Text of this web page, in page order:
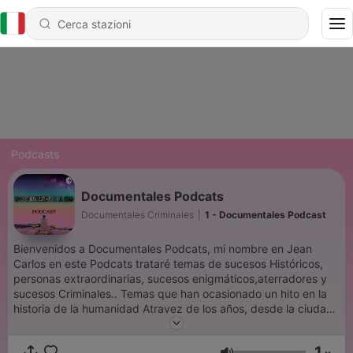
Podcasts
Documentales Podcats
Documentales Criminales 1 - Documentales Podcast
Bienvenidos a Documentales Podcats, mi nombre en Jean
Carlos en este Podcats trataré temas de sucesos Históricos,
personas extraordinarias, sucesos enigmáticos,aterradores y
sucesos Criminales.. Temas que han ocasionado un hito en la
historia de la humanidad Atravez de los años, desde la ciudad
de Portoviejo-Ecuador para todos mis oyentes demosle la